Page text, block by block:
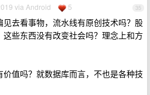
35
via Android 5
去看事物，流水线有原创技术吗？股
些东西没有改变社会吗？理念上和方
值吗？就数据库而言，不也是各种技